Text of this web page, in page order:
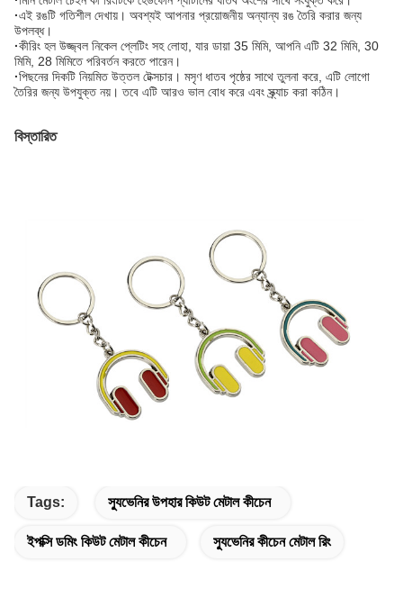
·এই রঙটি গতিশীল দেখায়। অবশ্যই আপনার প্রয়োজনীয় অন্যান্য রঙ তৈরি করার জন্য
উপলব্ধ।
·কীরিং হল উজ্জ্বল নিকেল প্লেটিং সহ লোহা, যার ডায়া 35 মিমি, আপনি এটি 32 মিমি, 30
মিমি, 28 মিমিতে পরিবর্তন করতে পারেন।
·পিছনের দিকটি নিয়মিত উত্তল টেক্সচার। মসৃণ ধাতব পৃষ্ঠের সাথে তুলনা করে, এটি লোগো
তৈরির জন্য উপযুক্ত নয়। তবে এটি আরও ভাল বোধ করে এবং স্ক্র্যাচ করা কঠিন।
বিস্তারিত
Tags: স্যুভেনির উপহার কিউট মেটাল কীচেন
ইপক্সি ডমিং কিউট মেটাল কীচেন স্যুভেনির কীচেন মেটাল রিং